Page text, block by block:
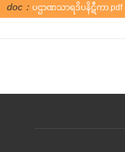
doc： ပဌာဏသာရဒိပနိဋီကာ.pdf